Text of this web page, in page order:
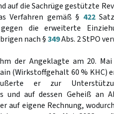
auf die Sachrüge gestützte
Verfahren gemäß § 422
die erweiterte
nach §349Abs. 2 StPO
der Angeklagte am 20.
(Wirkstoffgehalt 60 % KHC)
er zur
und auf dessen Geheiß an
auf eigene Rechnung,